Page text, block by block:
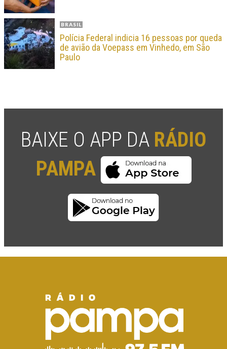
BRASIL
Polícia Federal indicia 16 pessoas por queda
de avião da Voepass em Vinhedo, em São
Paulo
BAIXE O APP DA RÁDIO
PAMPA